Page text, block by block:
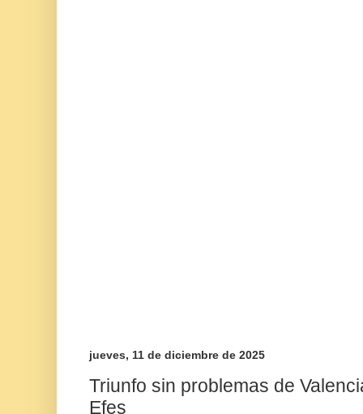
jueves, 11 de diciembre de 2025
Triunfo sin problemas de
Efes